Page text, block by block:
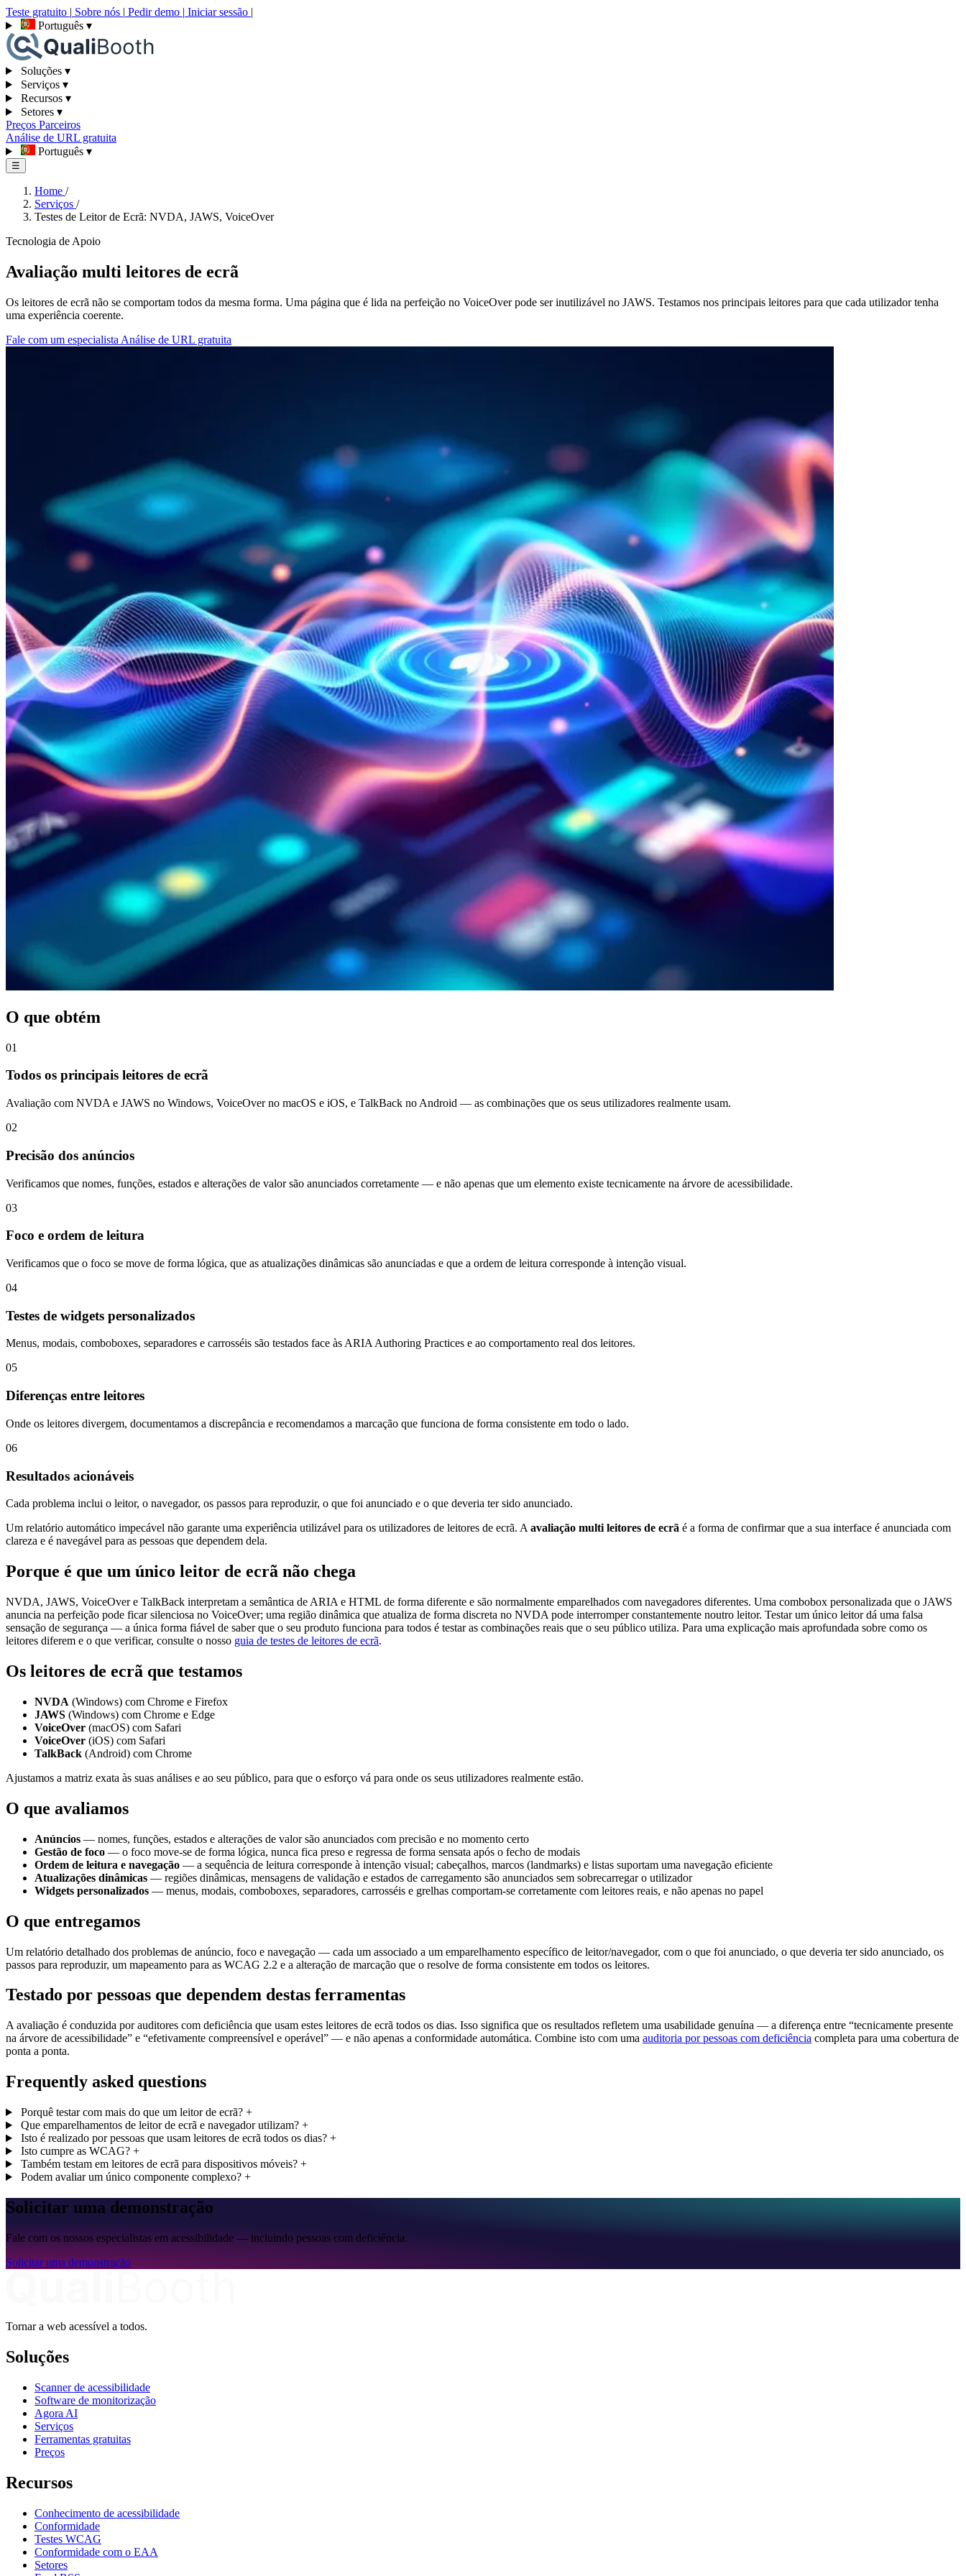
Teste gratuito | Sobre nós | Pedir demo | Iniciar sessão |
Português ▾
Soluções ▾
Serviços ▾
Recursos ▾
Setores ▾
Preços Parceiros
Análise de URL gratuita
Português ▾
☰
Home /
Serviços /
Testes de Leitor de Ecrã: NVDA, JAWS, VoiceOver
Tecnologia de Apoio
Avaliação multi leitores de ecrã
Os leitores de ecrã não se comportam todos da mesma forma. Uma página que é lida na perfeição no VoiceOver pode ser inutilizável no JAWS. Testamos nos principais leitores para que cada utilizador tenha
uma experiência coerente.
Fale com um especialista Análise de URL gratuita
O que obtém
01
Todos os principais leitores de ecrã
Avaliação com NVDA e JAWS no Windows, VoiceOver no macOS e iOS, e TalkBack no Android — as combinações que os seus utilizadores realmente usam.
02
Precisão dos anúncios
Verificamos que nomes, funções, estados e alterações de valor são anunciados corretamente — e não apenas que um elemento existe tecnicamente na árvore de acessibilidade.
03
Foco e ordem de leitura
Verificamos que o foco se move de forma lógica, que as atualizações dinâmicas são anunciadas e que a ordem de leitura corresponde à intenção visual.
04
Testes de widgets personalizados
Menus, modais, comboboxes, separadores e carrosséis são testados face às ARIA Authoring Practices e ao comportamento real dos leitores.
05
Diferenças entre leitores
Onde os leitores divergem, documentamos a discrepância e recomendamos a marcação que funciona de forma consistente em todo o lado.
06
Resultados acionáveis
Cada problema inclui o leitor, o navegador, os passos para reproduzir, o que foi anunciado e o que deveria ter sido anunciado.
Um relatório automático impecável não garante uma experiência utilizável para os utilizadores de leitores de ecrã. A avaliação multi leitores de ecrã é a forma de confirmar que a sua interface é anunciada com
clareza e é navegável para as pessoas que dependem dela.
Porque é que um único leitor de ecrã não chega
NVDA, JAWS, VoiceOver e TalkBack interpretam a semântica de ARIA e HTML de forma diferente e são normalmente emparelhados com navegadores diferentes. Uma combobox personalizada que o JAWS
anuncia na perfeição pode ficar silenciosa no VoiceOver; uma região dinâmica que atualiza de forma discreta no NVDA pode interromper constantemente noutro leitor. Testar um único leitor dá uma falsa
sensação de segurança — a única forma fiável de saber que o seu produto funciona para todos é testar as combinações reais que o seu público utiliza. Para uma explicação mais aprofundada sobre como os
leitores diferem e o que verificar, consulte o nosso guia de testes de leitores de ecrã.
Os leitores de ecrã que testamos
NVDA (Windows) com Chrome e Firefox
JAWS (Windows) com Chrome e Edge
VoiceOver (macOS) com Safari
VoiceOver (iOS) com Safari
TalkBack (Android) com Chrome
Ajustamos a matriz exata às suas análises e ao seu público, para que o esforço vá para onde os seus utilizadores realmente estão.
O que avaliamos
Anúncios — nomes, funções, estados e alterações de valor são anunciados com precisão e no momento certo
Gestão de foco — o foco move-se de forma lógica, nunca fica preso e regressa de forma sensata após o fecho de modais
Ordem de leitura e navegação — a sequência de leitura corresponde à intenção visual; cabeçalhos, marcos (landmarks) e listas suportam uma navegação eficiente
Atualizações dinâmicas — regiões dinâmicas, mensagens de validação e estados de carregamento são anunciados sem sobrecarregar o utilizador
Widgets personalizados — menus, modais, comboboxes, separadores, carrosséis e grelhas comportam-se corretamente com leitores reais, e não apenas no papel
O que entregamos
Um relatório detalhado dos problemas de anúncio, foco e navegação — cada um associado a um emparelhamento específico de leitor/navegador, com o que foi anunciado, o que deveria ter sido anunciado, os
passos para reproduzir, um mapeamento para as WCAG 2.2 e a alteração de marcação que o resolve de forma consistente em todos os leitores.
Testado por pessoas que dependem destas ferramentas
A avaliação é conduzida por auditores com deficiência que usam estes leitores de ecrã todos os dias. Isso significa que os resultados refletem uma usabilidade genuína — a diferença entre “tecnicamente presente
na árvore de acessibilidade” e “efetivamente compreensível e operável” — e não apenas a conformidade automática. Combine isto com uma auditoria por pessoas com deficiência completa para uma cobertura de
ponta a ponta.
Frequently asked questions
Porquê testar com mais do que um leitor de ecrã? +
Que emparelhamentos de leitor de ecrã e navegador utilizam? +
Isto é realizado por pessoas que usam leitores de ecrã todos os dias? +
Isto cumpre as WCAG? +
Também testam em leitores de ecrã para dispositivos móveis? +
Podem avaliar um único componente complexo? +
Solicitar uma demonstração
Fale com os nossos especialistas em acessibilidade — incluindo pessoas com deficiência.
Solicitar uma demonstração
Tornar a web acessível a todos.
Soluções
Scanner de acessibilidade
Software de monitorização
Agora AI
Serviços
Ferramentas gratuitas
Preços
Recursos
Conhecimento de acessibilidade
Conformidade
Testes WCAG
Conformidade com o EAA
Setores